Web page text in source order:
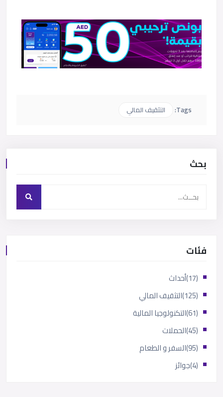
Tags: التثقيف المالي
بحث
فئات
أحداث
(17)
التثقيف المالي
(125)
التكنولوجيا المالية
(61)
الحملات
(45)
السفر و الطعام
(95)
جوائز (4)